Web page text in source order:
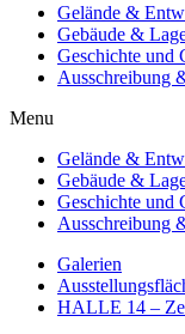
Gelände &
Gebäude &
Geschichte und
Ausschreibung
Menu
Gelände &
Gebäude &
Geschichte und
Ausschreibung
Galerien
HALLE 14 –